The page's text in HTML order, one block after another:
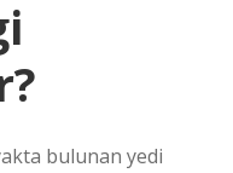
bulunan yedi